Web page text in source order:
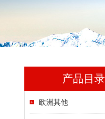
产品目录
欧洲其他